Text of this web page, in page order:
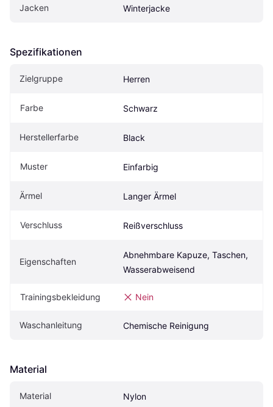
Jacken Winterjacke
Spezifikationen
Zielgruppe Herren
Farbe Schwarz
Herstellerfarbe Black
Muster Einfarbig
Ärmel Langer Ärmel
Verschluss Reißverschluss
Eigenschaften
Abnehmbare Kapuze, Taschen,
Wasserabweisend
Trainingsbekleidung Nein
Waschanleitung Chemische Reinigung
Material
Material Nylon